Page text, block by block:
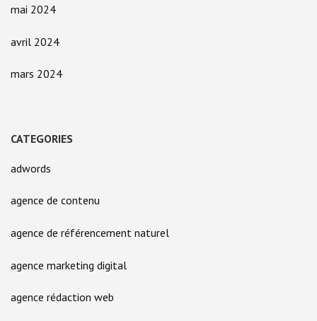
mai 2024
avril 2024
mars 2024
CATEGORIES
adwords
agence de contenu
agence de référencement naturel
agence marketing digital
agence rédaction web